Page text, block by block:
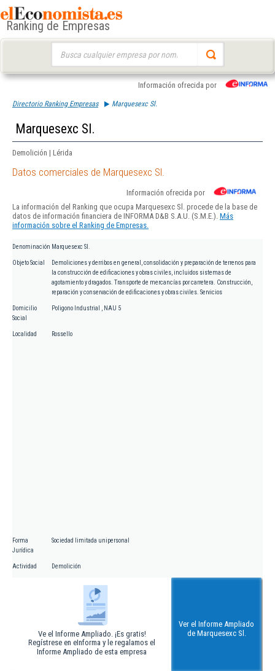
Ranking de Empresas
Información ofrecida por
Directorio Ranking Empresas Marquesexc Sl.
Marquesexc Sl.
Demolición | Lérida
Datos comerciales de Marquesexc Sl.
Información ofrecida por
La información del Ranking que ocupa Marquesexc Sl. procede de la base de
datos de información financiera de INFORMA D&B S.A.U. (S.M.E.). Más
información sobre el Ranking de Empresas.
Denominación Marquesexc Sl.
Objeto Social
Demoliciones y derribos en general, consolidación y preparación de terrenos para
la construcción de edificaciones y obras civiles, incluidos sistemas de
agotamiento y dragados. Transporte de mercancías por carretera. Construcción,
reparación y conservación de edificaciones y obras civiles. Servicios
Domicilio
Social
Poligono Industrial , NAU 5
Localidad Rossello
Forma
Jurídica
Sociedad limitada unipersonal
Actividad Demolición
Ve el Informe Ampliado. ¡Es gratis!
Regístrese en eInforma y le regalamos el
Informe Ampliado de esta empresa
Ver el Informe Ampliado
de Marquesexc Sl.